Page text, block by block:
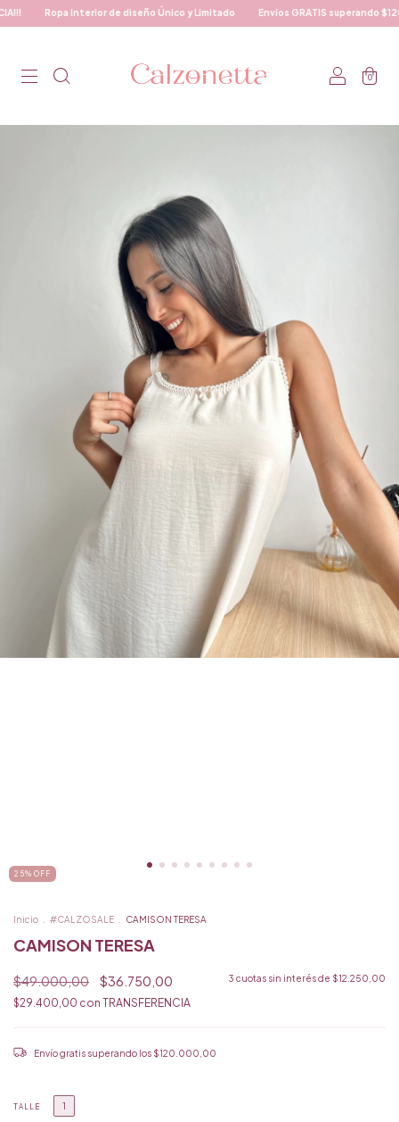
Ropa Interior de diseño Único y Limitado Envíos GRATIS superando
0
25% OFF
Inicio #CALZOSALE CAMISON TERESA
CAMISON TERESA
$49.000,00 $36.750,00 3 cuotas sin interés de $12.250,00
$29.400,00 con TRANSFERENCIA
Envío gratis superando los $120.000,00
TALLE 1